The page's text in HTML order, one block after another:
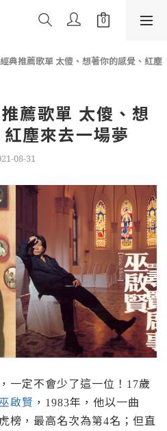
典推薦歌單 太傻、想著你的感覺、紅塵
薦歌單 太傻、想
塵來去一場夢
08-31
一定不會少了這一位！ 17歲
啟賢 ， 1983年，他以一曲
榜 ，最高名次為第4名；但直